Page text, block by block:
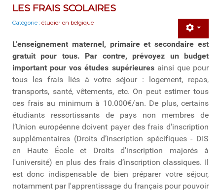
LES FRAIS SCOLAIRES
Catégorie : étudier en belgique
L’enseignement maternel, primaire et secondaire est
gratuit pour tous. Par contre, prévoyez un budget
important pour vos études supérieuresainsi que pour
tous les frais liés à votre séjour : logement, repas,
transports, santé, vêtements, etc. On peut estimer tous
ces frais au minimum à 10.000€/an. De plus, certains
étudiants ressortissants de pays non membres de
l’Union européenne doivent payer des frais d'inscription
supplémentaires (Droits d’inscription spécifiques - DIS
en Haute École et Droits d'inscription majorés à
l'université) en plus des frais d’inscription classiques. Il
est donc indispensable de bien préparer votre séjour,
notamment par l'apprentissage du français pour pouvoir